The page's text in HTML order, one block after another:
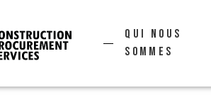
Qui nous
sommes